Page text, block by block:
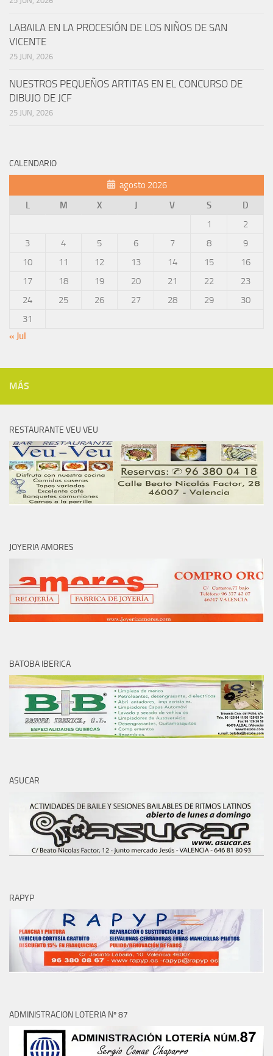
LABAILA EN LA PROCESIÓN DE LOS NIÑOS DE SAN
VICENTE
25 JUN, 2026
NUESTROS PEQUEÑOS ARTITAS EN EL CONCURSO DE
DIBUJO DE JCF
25 JUN, 2026
CALENDARIO
agosto 2026
L
M X J V S
D
1
2
3
4 5 6 7 8
9
10
11 12 13 14 15
16
17
18 19 20 21 22
23
24
25 26 27 28 29
30
31
« Jul
MÁS
RESTAURANTE VEU VEU
JOYERIA AMORES
BATOBA IBERICA
ASUCAR
RAPYP
ADMINISTRACION LOTERIA Nº 87